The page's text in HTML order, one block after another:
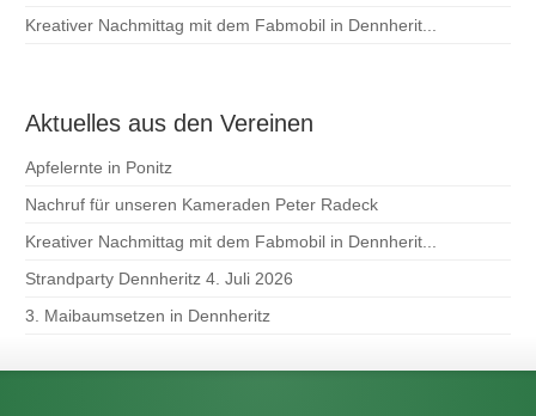
Kreativer Nachmittag mit dem Fabmobil in Dennherit...
Aktuelles aus den Vereinen
Apfelernte in Ponitz
Nachruf für unseren Kameraden Peter Radeck
Kreativer Nachmittag mit dem Fabmobil in Dennherit...
Strandparty Dennheritz 4. Juli 2026
3. Maibaumsetzen in Dennheritz